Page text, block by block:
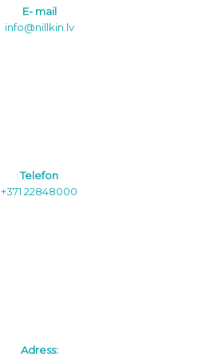
E- mail
info@nillkin.lv
Telefon
+371 22848000
Adress: